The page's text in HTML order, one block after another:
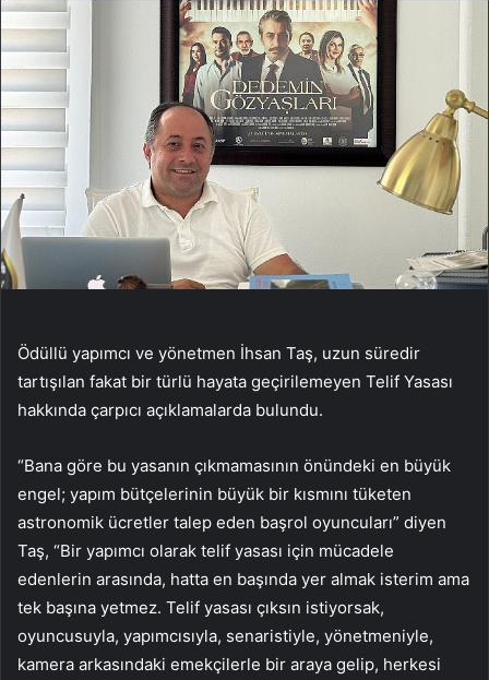
Ödüllü yapımcı ve yönetmen İhsan Taş, uzun süredir
tartışılan fakat bir türlü hayata geçirilemeyen Telif Yasası
hakkında çarpıcı açıklamalarda bulundu.
“Bana göre bu yasanın çıkmamasının önündeki en büyük
engel; yapım bütçelerinin büyük bir kısmını tüketen
astronomik ücretler talep eden başrol oyuncuları” diyen
Taş, “Bir yapımcı olarak telif yasası için mücadele
edenlerin arasında, hatta en başında yer almak isterim ama
tek başına yetmez. Telif yasası çıksın istiyorsak,
oyuncusuyla, yapımcısıyla, senaristiyle, yönetmeniyle,
kamera arkasındaki emekçilerle bir araya gelip, herkesi